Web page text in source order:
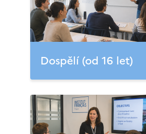
Dospělí (od 16 let)